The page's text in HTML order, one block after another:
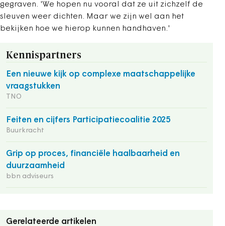
gegraven. 'We hopen nu vooral dat ze uit zichzelf de
sleuven weer dichten. Maar we zijn wel aan het
bekijken hoe we hierop kunnen handhaven.'
Kennispartners
Een nieuwe kijk op complexe maatschappelijke
vraagstukken
TNO
Feiten en cijfers Participatiecoalitie 2025
Buurkracht
Grip op proces, financiële haalbaarheid en
duurzaamheid
bbn adviseurs
Gerelateerde artikelen